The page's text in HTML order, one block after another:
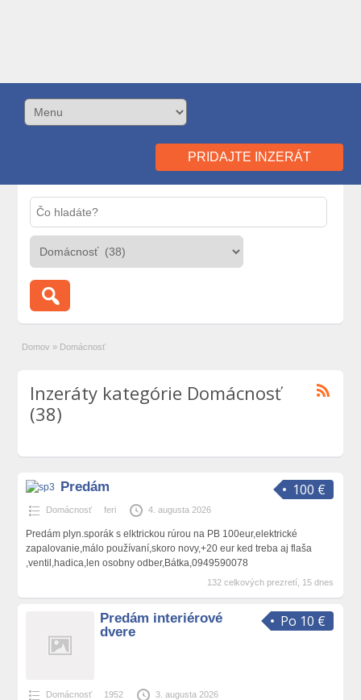
PRIDAJTE INZERÁT
Domov » Domácnosť
Inzeráty kategórie Domácnosť
(38)
100 €
Predám
Domácnosť feri 4. augusta 2026
Predám plyn.sporák s elktrickou rúrou na PB 100eur,elektrické
zapalovanie,málo používaní,skoro novy,+20 eur ked treba aj flaša
,ventil,hadica,len osobny odber,Bátka,0949590078
132 celkových prezretí, 15 dnes
Po 10 €
Predám interiérové
dvere
Domácnosť 1952 3. augusta 2026